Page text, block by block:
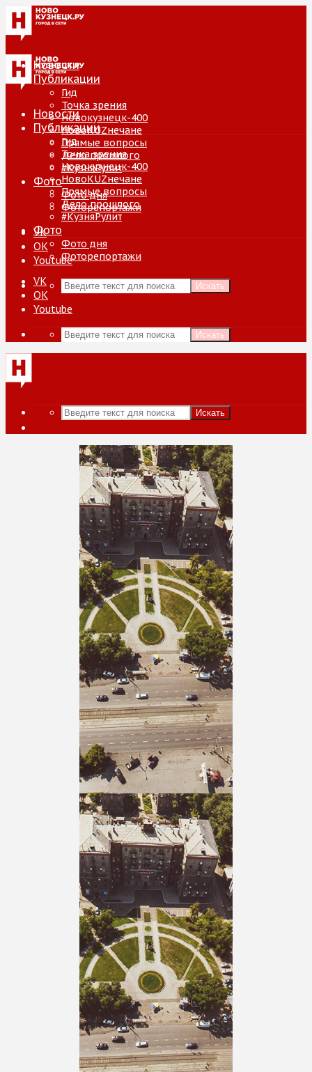
Новости
Публикации
Гид
Точка зрения
Новокузнецк-400
НовоKUZнечане
Прямые вопросы
Дело прошлого
#КузняРулит
Фото
Фото дня
Фоторепортажи
VK
ОК
Youtube
Искать
Новости
Публикации
Гид
Точка зрения
Новокузнецк-400
НовоKUZнечане
Прямые вопросы
Дело прошлого
#КузняРулит
Фото
Фото дня
Фоторепортажи
VK
ОК
Youtube
Искать
Искать